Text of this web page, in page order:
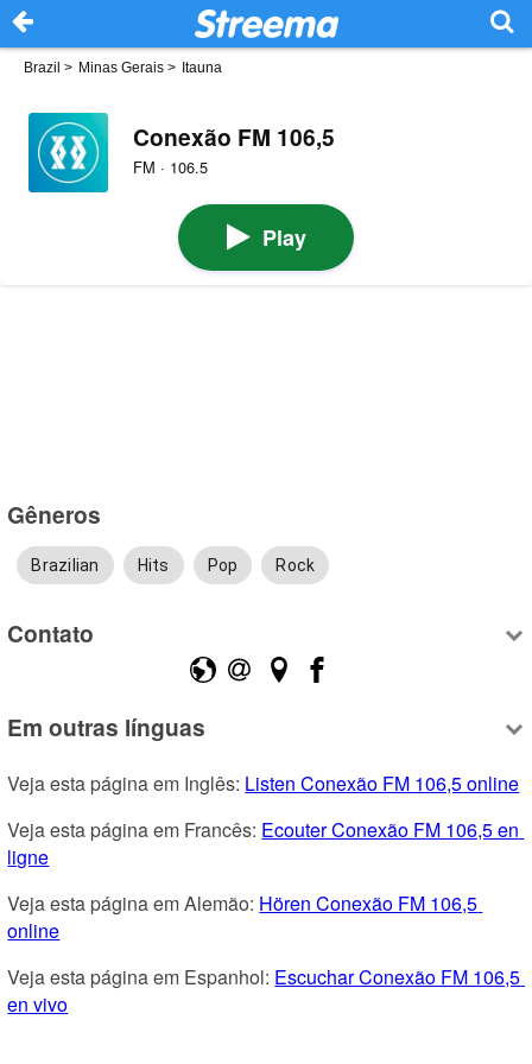
Brazil > Minas Gerais > Itauna
Conexão FM 106,5
FM · 106.5
Play
Gêneros
Brazilian Hits Pop Rock
Contato
Em outras línguas
Veja esta página em Inglês: Listen Conexão FM 106,5 online
Veja esta página em Francês: Ecouter Conexão FM 106,5 en
ligne
Veja esta página em Alemão: Hören Conexão FM 106,5
online
Veja esta página em Espanhol: Escuchar Conexão FM 106,5
en vivo